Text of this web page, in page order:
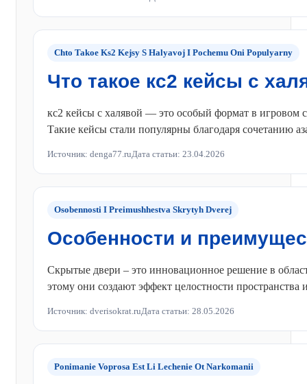
Chto Takoe Ks2 Kejsy S Halyavoj I Pochemu Oni Populyarny
Что такое кс2 кейсы с
кс2 кейсы с халявой — это особый формат в игровом
Такие кейсы стали популярны благодаря сочетанию
Источник: denga77.ruДата статьи: 23.04.2026
Osobennosti I Preimushhestva Skrytyh Dverej
Особенности и
Скрытые двери – это инновационное решение в
этому они создают эффект целостности
Источник: dverisokrat.ruДата статьи: 28.05.2026
Ponimanie Voprosa Est Li Lechenie Ot Narkomanii